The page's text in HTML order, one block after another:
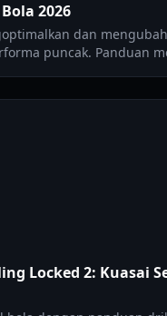
2026
dan
puncak. Panduan
Locked 2: Kuasai